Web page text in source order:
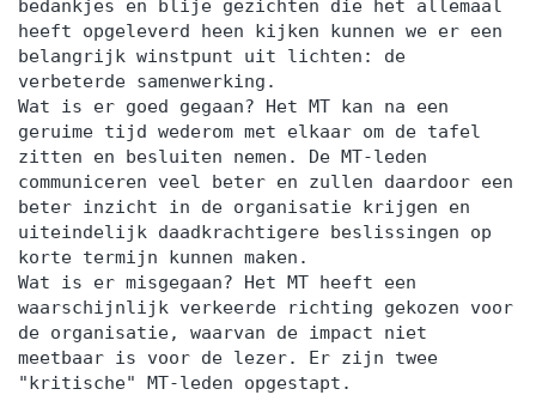
bedankjes en blije gezichten die het allemaal
heeft opgeleverd heen kijken kunnen we er een
belangrijk winstpunt uit lichten: de
verbeterde samenwerking.
Wat is er goed gegaan? Het MT kan na een
geruime tijd wederom met elkaar om de tafel
zitten en besluiten nemen. De MT-leden
communiceren veel beter en zullen daardoor een
beter inzicht in de organisatie krijgen en
uiteindelijk daadkrachtigere beslissingen op
korte termijn kunnen maken.
Wat is er misgegaan? Het MT heeft een
waarschijnlijk verkeerde richting gekozen voor
de organisatie, waarvan de impact niet
meetbaar is voor de lezer. Er zijn twee
"kritische" MT-leden opgestapt.